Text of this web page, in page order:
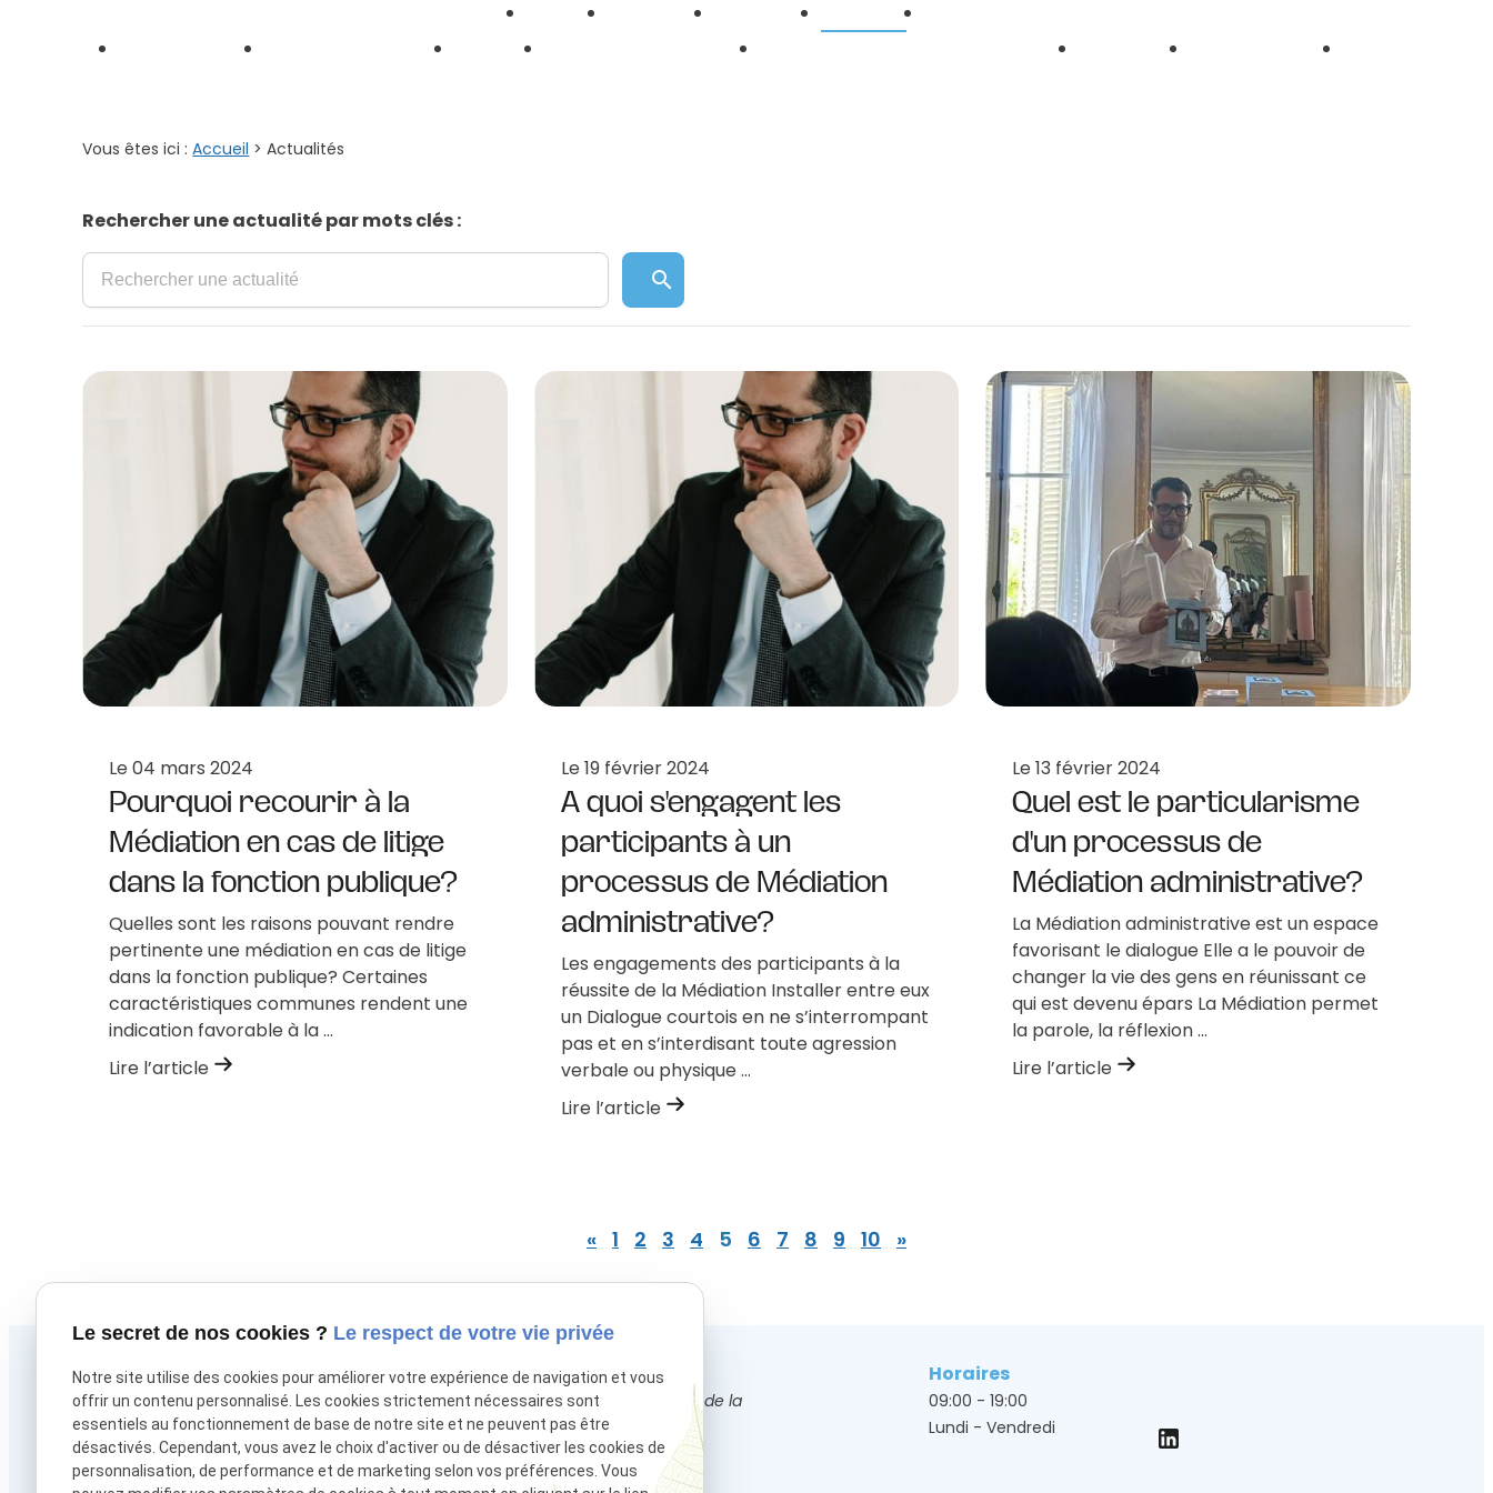
Vous êtes ici : Accueil > Actualités
Rechercher une actualité par mots clés :
Le04 mars 2024
Pourquoi recourir à la
Médiation en cas de litige
dans la fonction publique?
Quelles sont les raisons pouvant rendre
pertinente une médiation en cas de litige
dans la fonction publique? Certaines
caractéristiques communes rendent une
indication favorable à la ...
Lire l’article
Le19 février 2024
A quoi s'engagent les
participants à un
processus de Médiation
administrative?
Les engagements des participants à la
réussite de la Médiation Installer entre eux
un Dialogue courtois en ne s’interrompant
pas et en s’interdisant toute agression
verbale ou physique ...
Lire l’article
Le13 février 2024
Quel est le particularisme
d'un processus de
Médiation administrative?
La Médiation administrative est un espace
favorisant le dialogue Elle a le pouvoir de
changer la vie des gens en réunissant ce
qui est devenu épars La Médiation permet
la parole, la réflexion ...
Lire l’article
« 1 2 3 4 5 6 7 8 9 10 »
Téléphone
01 88 24 54 92
Adresse
50 Bis Avenue de la
grande Armée
75017 Paris
Horaires
09:00 - 19:00
Lundi - Vendredi
Le secret de nos cookies ? Le respect de votre vie privée
Notre site utilise des cookies pour améliorer votre expérience de navigation et vous
offrir un contenu personnalisé. Les cookies strictement nécessaires sont
essentiels au fonctionnement de base de notre site et ne peuvent pas être
désactivés. Cependant, vous avez le choix d'activer ou de désactiver les cookies de
personnalisation, de performance et de marketing selon vos préférences. Vous